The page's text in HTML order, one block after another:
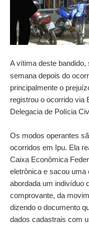
A vítima deste bandido,
semana depois do
principalmente o
registrou o ocorrido via
Delegacia de Polícia
Os modos operantes
ocorridos em Ipu. Ela
Caixa Econômica
eletrônica e sacou uma
abordada um indivíduo
comprovante, da
dizendo o documento
dados cadastrais com